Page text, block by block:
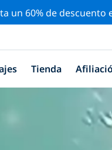
un 60% de descuento
Tienda